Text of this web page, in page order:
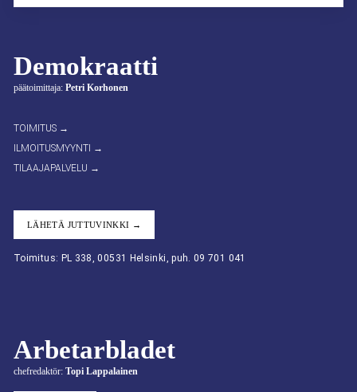
Demokraatti
päätoimittaja: Petri Korhonen
TOIMITUS →
ILMOITUSMYYNTI →
TILAAJAPALVELU →
LÄHETÄ JUTTUVINKKI →
Toimitus: PL 338, 00531 Helsinki, puh. 09 701 041
Arbetarbladet
chefredaktör: Topi Lappalainen